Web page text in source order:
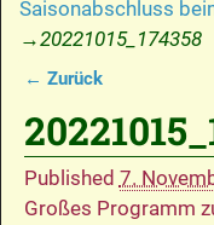
Saisonabschluss
→20221015_174358
← Zurück
Published 7.
Großes Programm